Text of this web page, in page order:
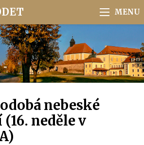
nebeské
neděle v